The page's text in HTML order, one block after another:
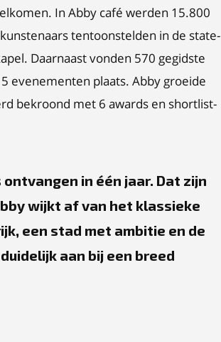
In Abby café werden 15.800
tentoonstelden in de state-
Daarnaast vonden 570 gegidste
evenementen plaats. Abby groeide
bekroond met 6 awards en shortlist-
in één jaar. Dat zijn
wijkt af van het klassieke
een stad met ambitie en de
aan bij een breed